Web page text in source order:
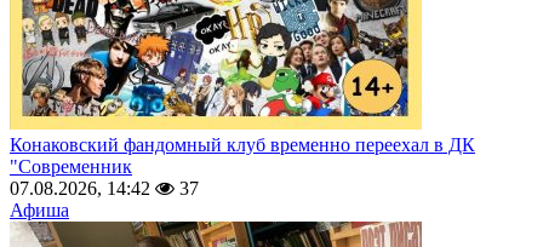
Конаковский фандомный клуб временно переехал в ДК
"Современник
07.08.2026, 14:42
37
Афиша